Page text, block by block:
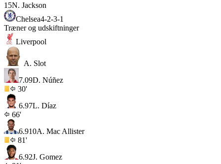
15N. Jackson
Chelsea4-2-3-1
Træner og udskiftninger
Liverpool
A. Slot
7.09D. Núñez
30'
6.97L. Díaz
66'
6.910A. Mac Allister
81'
6.92J. Gomez